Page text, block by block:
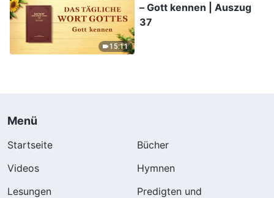
15:11
– Gott kennen | Auszug
37
Menü
Startseite
Bücher
Videos
Hymnen
Lesungen
Predigten und